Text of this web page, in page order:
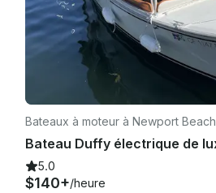
Bateaux à moteur à Newport Beach
5.0
$140+/heure